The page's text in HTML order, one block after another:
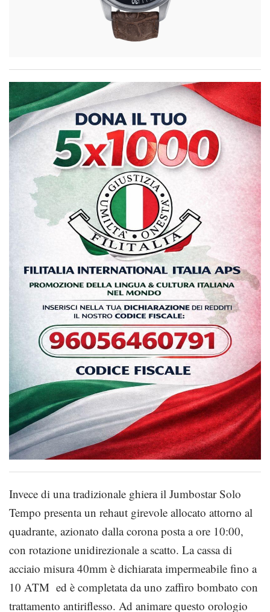
Invece di una tradizionale ghiera il Jumbostar Solo
Tempo presenta un rehaut girevole allocato attorno al
quadrante, azionato dalla corona posta a ore 10:00,
con rotazione unidirezionale a scatto. La cassa di
acciaio misura 40mm è dichiarata impermeabile fino a
10 ATM ed è completata da uno zaffiro bombato con
trattamento antiriflesso. Ad animare questo orologio